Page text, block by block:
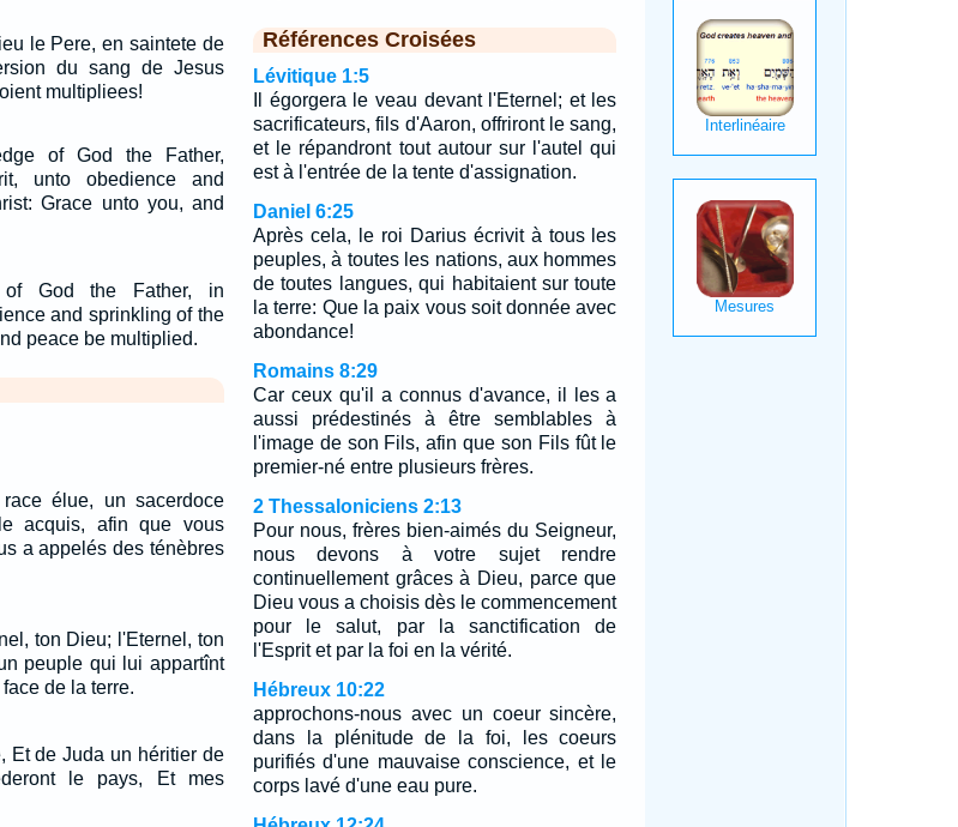
le Pere, en saintete de
du sang de Jesus
multipliees!
of God the Father,
unto obedience and
Grace unto you, and
of God the Father, in
and sprinkling of the
peace be multiplied.
élue, un sacerdoce
acquis, afin que vous
a appelés des ténèbres
ton Dieu; l'Eternel, ton
peuple qui lui appartînt
de la terre.
Et de Juda un héritier de
le pays, Et mes
Références Croisées
Lévitique 1:5
Il égorgera le veau devant l'Eternel; et les
sacrificateurs, fils d'Aaron, offriront le sang,
et le répandront tout autour sur l'autel qui
est à l'entrée de la tente d'assignation.
Daniel 6:25
Après cela, le roi Darius écrivit à tous les
peuples, à toutes les nations, aux hommes
de toutes langues, qui habitaient sur toute
la terre: Que la paix vous soit donnée avec
abondance!
Romains 8:29
Car ceux qu'il a connus d'avance, il les a
aussi prédestinés à être semblables à
l'image de son Fils, afin que son Fils fût le
premier-né entre plusieurs frères.
2 Thessaloniciens 2:13
Pour nous, frères bien-aimés du Seigneur,
nous devons à votre sujet rendre
continuellement grâces à Dieu, parce que
Dieu vous a choisis dès le commencement
pour le salut, par la sanctification de
l'Esprit et par la foi en la vérité.
Hébreux 10:22
approchons-nous avec un coeur sincère,
dans la plénitude de la foi, les coeurs
purifiés d'une mauvaise conscience, et le
corps lavé d'une eau pure.